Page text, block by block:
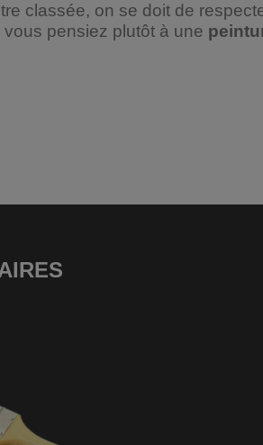
classée, on se doit de
pensiez plutôt à une